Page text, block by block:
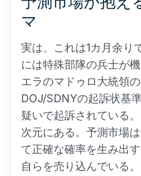
マ
実は、これは1カ月余り
には特殊部隊の兵士が
エラのマドゥロ大統領
DOJ/SDNYの起訴状基
疑いで起訴されている
次元にある。予測市場
て正確な確率を生み出
自らを売り込んでいる